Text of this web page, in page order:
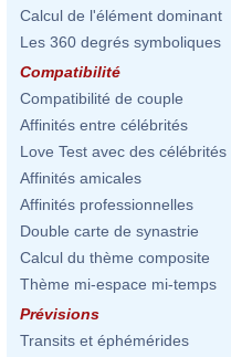
Calcul de l'élément dominant
Les 360 degrés symboliques
Compatibilité
Compatibilité de couple
Affinités entre célébrités
Love Test avec des célébrités
Affinités amicales
Affinités professionnelles
Double carte de synastrie
Calcul du thème composite
Thème mi-espace mi-temps
Prévisions
Transits et éphémérides